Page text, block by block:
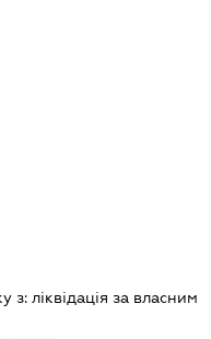
з:лiквiдацiя за власним